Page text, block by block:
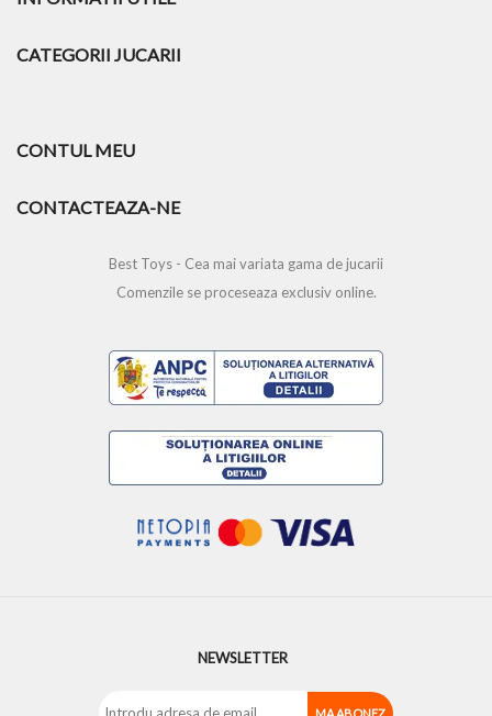
CATEGORII JUCARII
CONTUL MEU
CONTACTEAZA-NE
Best Toys - Cea mai variata gama de jucarii
Comenzile se proceseaza exclusiv online.
NEWSLETTER